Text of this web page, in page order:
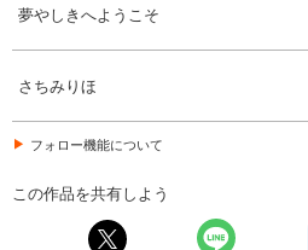
夢やしきへようこそ
さちみりほ
フォロー機能について
この作品を共有しよう